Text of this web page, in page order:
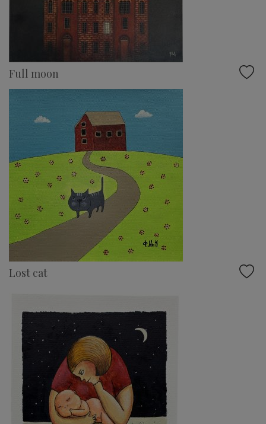
Full moon
Lost cat